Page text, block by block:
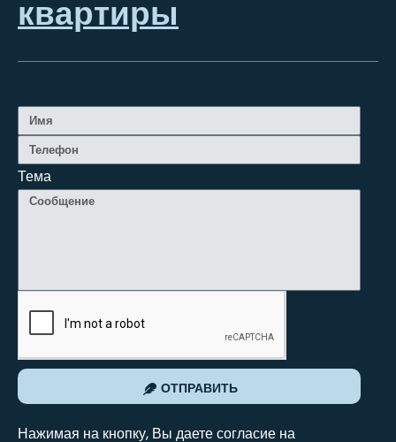
квартиры
Тема
ОТПРАВИТЬ
Нажимая на кнопку, Вы даете согласие на